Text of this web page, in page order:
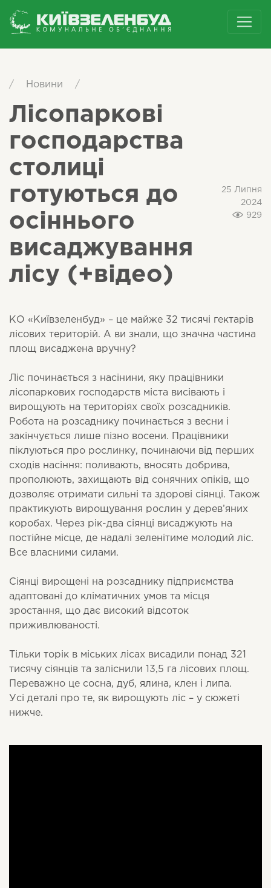
/ Новини /
Лісопаркові
господарства
столиці
готуються до
осіннього
висаджування
лісу (+відео)
25 Липня
2024
929
КО «Київзеленбуд» – це майже 32 тисячі гектарів
лісових територій. А ви знали, що значна частина
площ висаджена вручну?
Ліс починається з насінини, яку працівники
лісопаркових господарств міста висівають і
вирощують на територіях своїх розсадників.
Робота на розсаднику починається з весни і
закінчується лише пізно восени. Працівники
піклуються про рослинку, починаючи від перших
сходів насіння: поливають, вносять добрива,
прополюють, захищають від сонячних опіків, що
дозволяє отримати сильні та здорові сіянці. Також
практикують вирощування рослин у дерев’яних
коробах. Через рік-два сіянці висаджують на
постійне місце, де надалі зеленітиме молодий ліс.
Все власними силами.
Сіянці вирощені на розсаднику підприємства
адаптовані до кліматичних умов та місця
зростання, що дає високий відсоток
приживлюваності.
Тільки торік в міських лісах висадили понад 321
тисячу сіянців та заліснили 13,5 га лісових площ.
Переважно це сосна, дуб, ялина, клен і липа.
Усі деталі про те, як вирощують ліс – у сюжеті
нижче.